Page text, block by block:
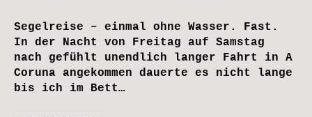
Segelreise – einmal ohne Wasser. Fast.
In der Nacht von Freitag auf Samstag
nach gefühlt unendlich langer Fahrt in A
Coruna angekommen dauerte es nicht lange
bis ich im Bett…